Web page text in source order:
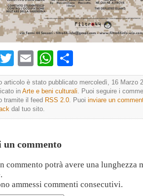
Facebook
TwitterEmailWhatsApp
articolo è stato pubblicato mercoledì, 16 Marzo
inArte e beni culturali . Puoi seguire i
tramite il feed RSS 2.0 . Puoi inviare un
dal tuo sito.
un commento
commento potrà avere una lunghezza
ammessi commenti consecutivi.